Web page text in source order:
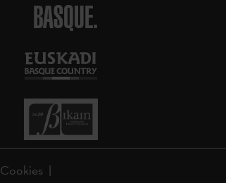
BASQUE.
Cookies